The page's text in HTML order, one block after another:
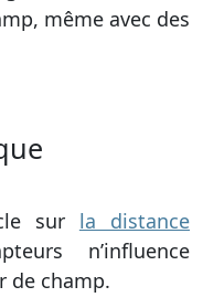
même avec des
sur la distance
n’influence
de champ.